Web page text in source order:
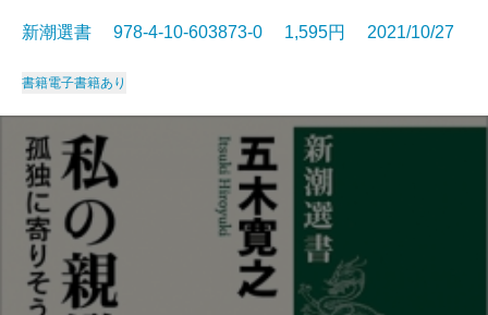
新潮選書 978-4-10-603873-0 1,595円 2021/10/27
書籍電子書籍あり